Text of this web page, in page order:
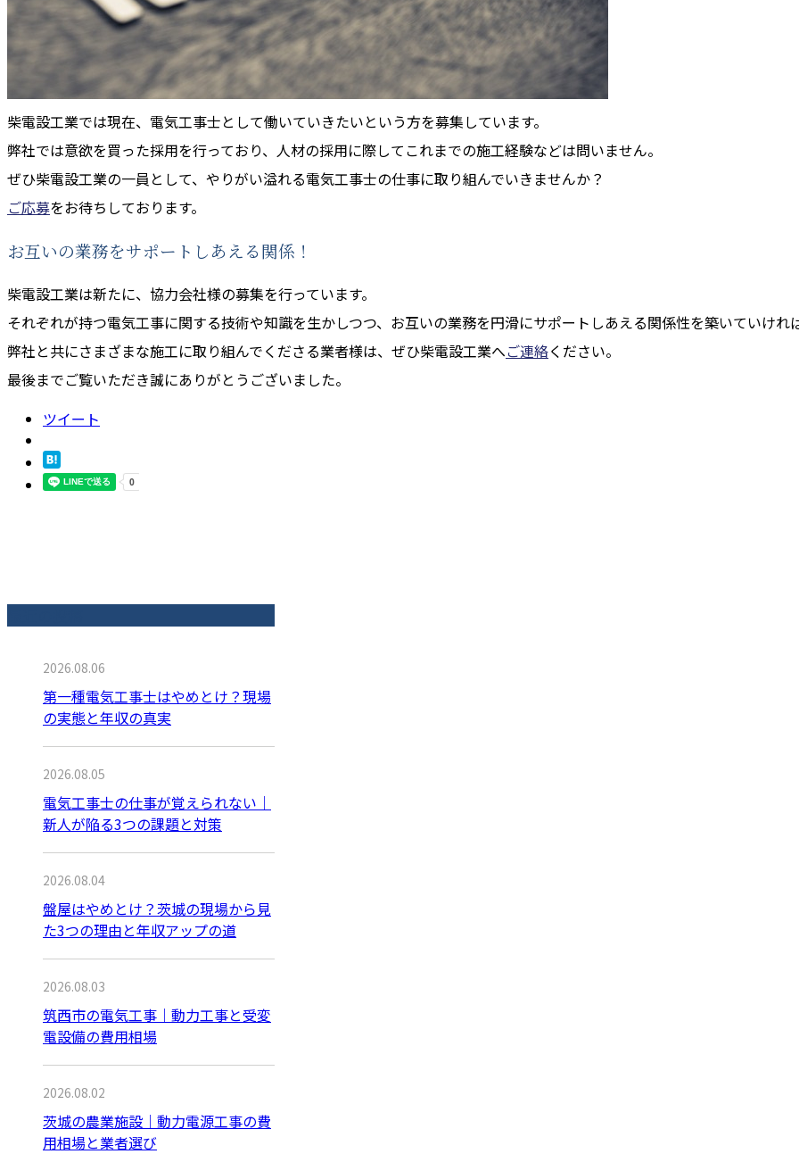
柴電設工業では現在、電気工事士として働いていきたいという方を募集しています。
弊社では意欲を買った採用を行っており、人材の採用に際してこれまでの施工経験などは問いません。
ぜひ柴電設工業の一員として、やりがい溢れる電気工事士の仕事に取り組んでいきませんか？
ご応募をお待ちしております。
お互いの業務をサポートしあえる関係！
柴電設工業は新たに、協力会社様の募集を行っています。
それぞれが持つ電気工事に関する技術や知識を生かしつつ、お互いの業務を円滑にサポートしあえる関係性を築いていけれ
弊社と共にさまざまな施工に取り組んでくださる業者様は、ぜひ柴電設工業へご連絡ください。
最後までご覧いただき誠にありがとうございました。
ツイート
2026.08.06
第一種電気工事士はやめとけ？現場
の実態と年収の真実
2026.08.05
電気工事士の仕事が覚えられない｜
新人が陥る3つの課題と対策
2026.08.04
盤屋はやめとけ？茨城の現場から見
た3つの理由と年収アップの道
2026.08.03
筑西市の電気工事｜動力工事と受変
電設備の費用相場
2026.08.02
茨城の農業施設｜動力電源工事の費
用相場と業者選び